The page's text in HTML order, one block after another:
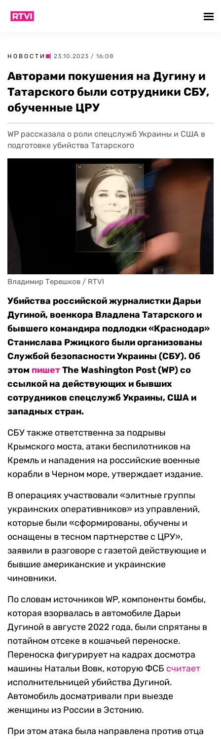
НОВОСТИ | 23.10.2023 / 16:08
Авторами покушения на Дугину и
Татарского были сотрудники СБУ,
обученные ЦРУ
WP рассказала о роли спецслужб Украины и США в
подготовке убийства Татарского
Владимир Терешков / RTVI
Убийства российской журналистки Дарьи
Дугиной, военкора Владлена Татарского и
бывшего командира подлодки «Краснодар»
Станислава Ржицкого были организованы
Службой безопасности Украины (СБУ). Об
этом пишетThe Washington Post (WP) со
ссылкой на действующих и бывших
сотрудников спецслужб Украины, США и
западных стран.
СБУ также ответственна за подрывы
Крымского моста, атаки беспилотников на
Кремль и нападения на российские военные
корабли в Черном море, утверждает издание.
В операциях участвовали «элитные группы
украинских оперативников» из управлений,
которые были «сформированы, обучены и
оснащены в тесном партнерстве с ЦРУ»,
заявили в разговоре с газетой действующие и
бывшие американские и украинские
чиновники.
По словам источников WP, компоненты бомбы,
которая взорвалась в автомобиле Дарьи
Дугиной в августе 2022 года, были спрятаны в
потайном отсеке в кошачьей переноске.
Переноска фигурирует на кадрах досмотра
машины Натальи Вовк, которую ФСБ считает
исполнительницей убийства Дугиной.
Автомобиль досматривали при выезде
женщины из России в Эстонию.
При этом атака была направлена против отца